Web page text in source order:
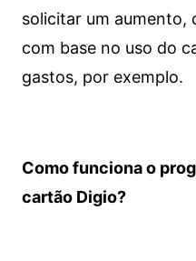
solicitar um aumento,
com base no uso do
gastos, por exemplo.
Como funciona o
cartão Digio?